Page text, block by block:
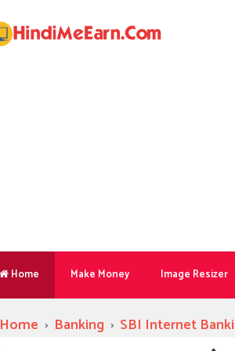
Home Make Money Image Resizer
Home › Banking › SBI Internet